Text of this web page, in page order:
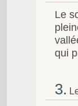
Le
qui
3.